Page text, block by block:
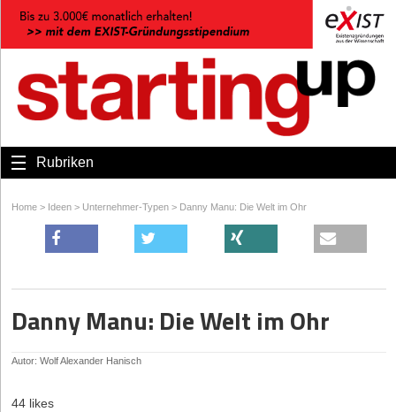
Rubriken
Home > Ideen > Unternehmer-Typen > Danny Manu: Die Welt im Ohr
Danny Manu: Die Welt im Ohr
Autor: Wolf Alexander Hanisch
44 likes